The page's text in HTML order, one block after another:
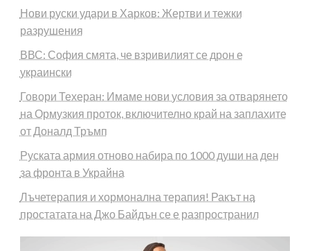
Нови руски удари в Харков: Жертви и тежки
разрушения
ВВС: София смята, че взривилият се дрон е
украински
Говори Техеран: Имаме нови условия за отварянето
на Ормузкия проток, включително край на заплахите
от Доналд Тръмп
Руската армия отново набира по 1000 души на ден
за фронта в Украйна
Лъчетерапия и хормонална терапия! Ракът на
простатата на Джо Байдън се е разпространил